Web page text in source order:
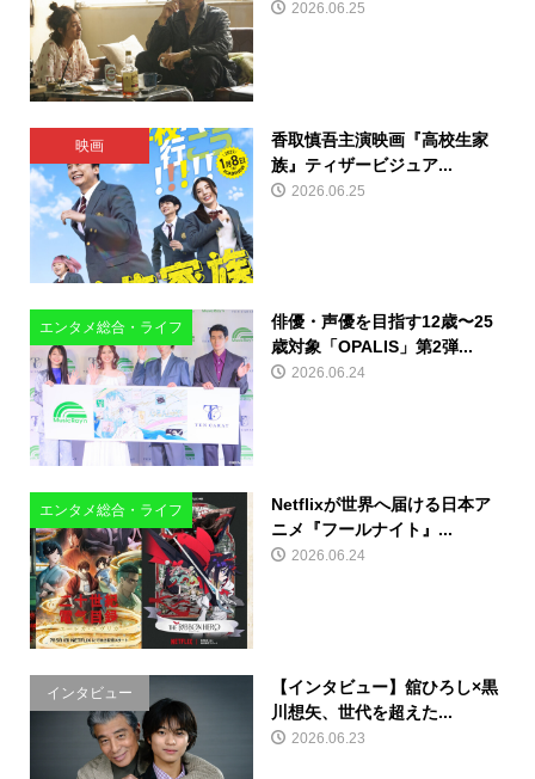
2026.06.25
映画
香取慎吾主演映画『高校生家
族』ティザービジュア...
2026.06.25
エンタメ総合・ライフ
俳優・声優を目指す12歳〜25
歳対象「OPALIS」第2弾...
2026.06.24
エンタメ総合・ライフ
Netflixが世界へ届ける日本ア
ニメ『フールナイト』...
2026.06.24
インタビュー
【インタビュー】舘ひろし×黒
川想矢、世代を超えた...
2026.06.23